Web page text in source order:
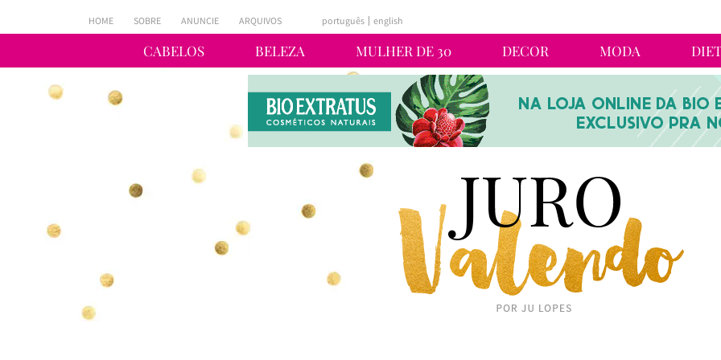
CABELOS BELEZA MULHER DE 30 DECOR MODA
HOME SOBRE ANUNCIE ARQUIVOS português english